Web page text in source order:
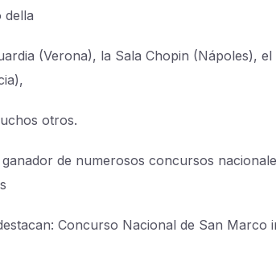
della
(Verona), la Sala Chopin (Nápoles),
otros.
ganador de numerosos concursos
Concurso Nacional de San Marco